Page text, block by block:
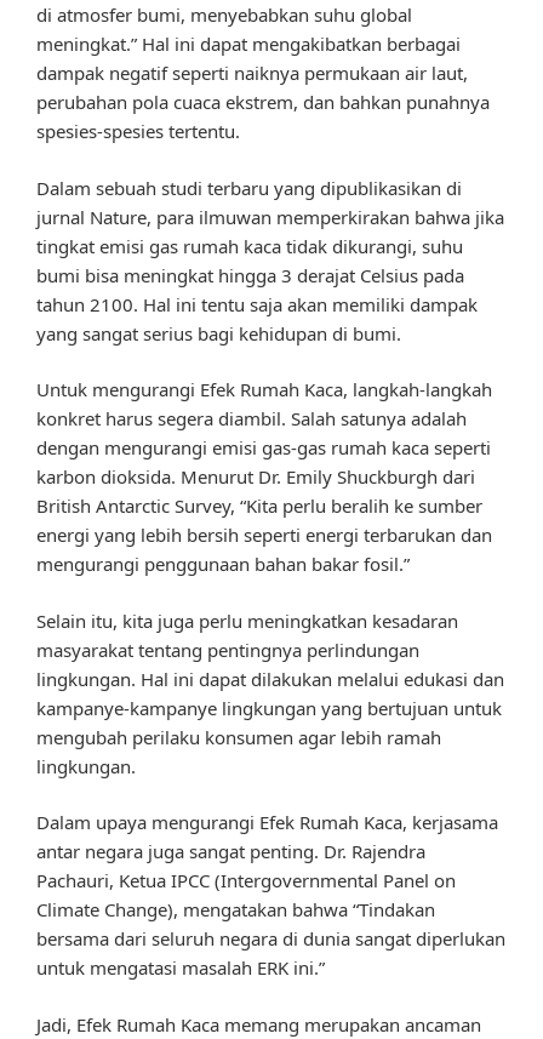
di atmosfer bumi, menyebabkan suhu global
meningkat.” Hal ini dapat mengakibatkan berbagai
dampak negatif seperti naiknya permukaan air laut,
perubahan pola cuaca ekstrem, dan bahkan punahnya
spesies-spesies tertentu.
Dalam sebuah studi terbaru yang dipublikasikan di
jurnal Nature, para ilmuwan memperkirakan bahwa jika
tingkat emisi gas rumah kaca tidak dikurangi, suhu
bumi bisa meningkat hingga 3 derajat Celsius pada
tahun 2100. Hal ini tentu saja akan memiliki dampak
yang sangat serius bagi kehidupan di bumi.
Untuk mengurangi Efek Rumah Kaca, langkah-langkah
konkret harus segera diambil. Salah satunya adalah
dengan mengurangi emisi gas-gas rumah kaca seperti
karbon dioksida. Menurut Dr. Emily Shuckburgh dari
British Antarctic Survey, “Kita perlu beralih ke sumber
energi yang lebih bersih seperti energi terbarukan dan
mengurangi penggunaan bahan bakar fosil.”
Selain itu, kita juga perlu meningkatkan kesadaran
masyarakat tentang pentingnya perlindungan
lingkungan. Hal ini dapat dilakukan melalui edukasi dan
kampanye-kampanye lingkungan yang bertujuan untuk
mengubah perilaku konsumen agar lebih ramah
lingkungan.
Dalam upaya mengurangi Efek Rumah Kaca, kerjasama
antar negara juga sangat penting. Dr. Rajendra
Pachauri, Ketua IPCC (Intergovernmental Panel on
Climate Change), mengatakan bahwa “Tindakan
bersama dari seluruh negara di dunia sangat diperlukan
untuk mengatasi masalah ERK ini.”
Jadi, Efek Rumah Kaca memang merupakan ancaman